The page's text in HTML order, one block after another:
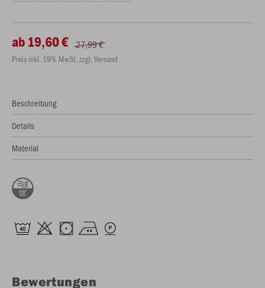
ab 19,60 € 27,99 €
Preis inkl. 19% MwSt. zzgl. Versand
Beschreibung
Details
Material
Bewertungen